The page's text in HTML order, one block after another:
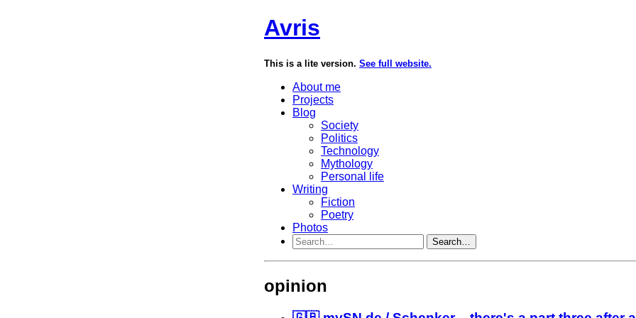
Avris
This is a lite version. See full website.
About me
Projects
Blog
Society
Politics
Technology
Mythology
Personal life
Writing
Fiction
Poetry
Photos
Search…
opinion